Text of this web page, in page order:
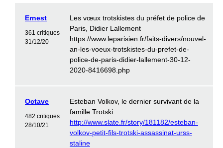
Ernest
361 critiques
31/12/20
Les vœux trotskistes du préfet de police de
Paris, Didier Lallement
https://www.leparisien.fr/faits-divers/nouvel-
an-les-voeux-trotskistes-du-prefet-de-
police-de-paris-didier-lallement-30-12-
2020-8416698.php
Octave
482 critiques
28/10/21
Esteban Volkov, le dernier survivant de la
famille Trotski
http://www.slate.fr/story/181182/esteban-
volkov-petit-fils-trotski-assassinat-urss-
staline